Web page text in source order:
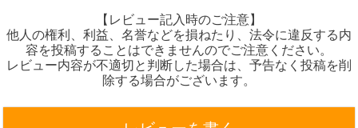
【レビュー記入時のご注意】
他人の権利、利益、名誉などを損ねたり、法令に違反する内
容を投稿することはできませんのでご注意ください。
レビュー内容が不適切と判断した場合は、予告なく投稿を削
除する場合がございます。